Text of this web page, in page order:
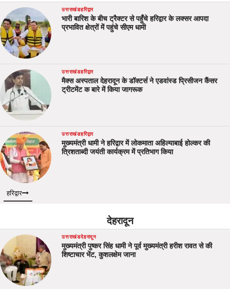
उत्तराखंडहरिद्वार
भारी बारिश के बीच ट्रैक्टर से पहुँचे हरिद्वार के लक्सर आपदा
प्रभावित क्षेत्रों में पहुंचे सीएम धामी
उत्तराखंडहरिद्वार
मैक्स अस्पताल देहरादून के डॉक्टर्स ने एडवांस्ड प्रिसीजन कैंसर
ट्रीटमेंट क बारे में किया जागरूक
उत्तराखंडहरिद्वार
मुख्यमंत्री धामी ने हरिद्वार में लोकमाता अहिल्याबाई होल्कर की
त्रिशताब्दी जयंती कार्यक्रम में प्रतिभाग किया
हरिद्वार
देहरादून
उत्तराखंडदेहरादून
मुख्यमंत्री पुष्कर सिंह धामी ने पूर्व मुख्यमंत्री हरीश रावत से की
शिष्टाचार भेंट, कुशलक्षेम जाना